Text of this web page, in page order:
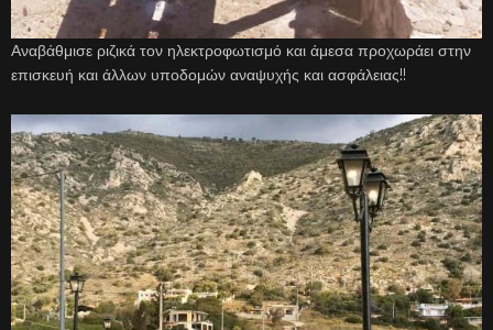
Αναβάθμισε ριζικά τον ηλεκτροφωτισμό και άμεσα προχωράει στην
επισκευή και άλλων υποδομών αναψυχής και ασφάλειας!!